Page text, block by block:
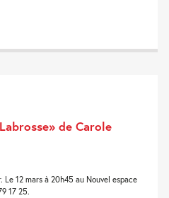
de Carole
Le 12 mars à 20h45 au Nouvel espace
17 25.